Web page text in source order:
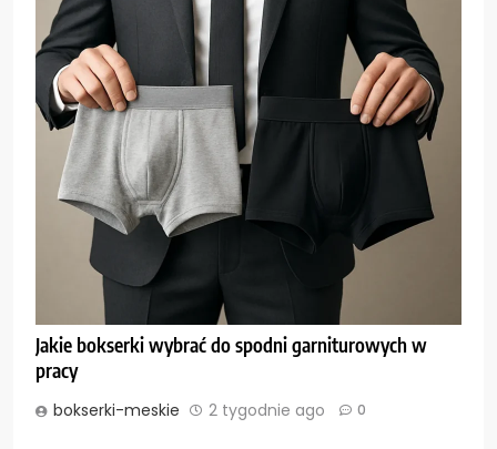
Jakie bokserki wybrać do spodni garniturowych w
pracy
bokserki-meskie 2 tygodnie ago 0